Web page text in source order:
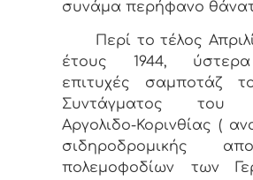
συνάμα περήφανο
Περί το τέλος
έτους 1944,
επιτυχές σαμποτάζ
Συντάγματος του
Αργολιδο-Κορινθίας (
σιδηροδρομικής
πολεμοφοδίων των